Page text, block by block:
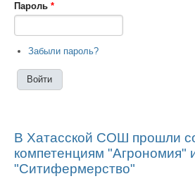
Пароль *
Забыли пароль?
В Хатасской СОШ прошли
компетенциям "Агрономия"
"Ситифермерство"